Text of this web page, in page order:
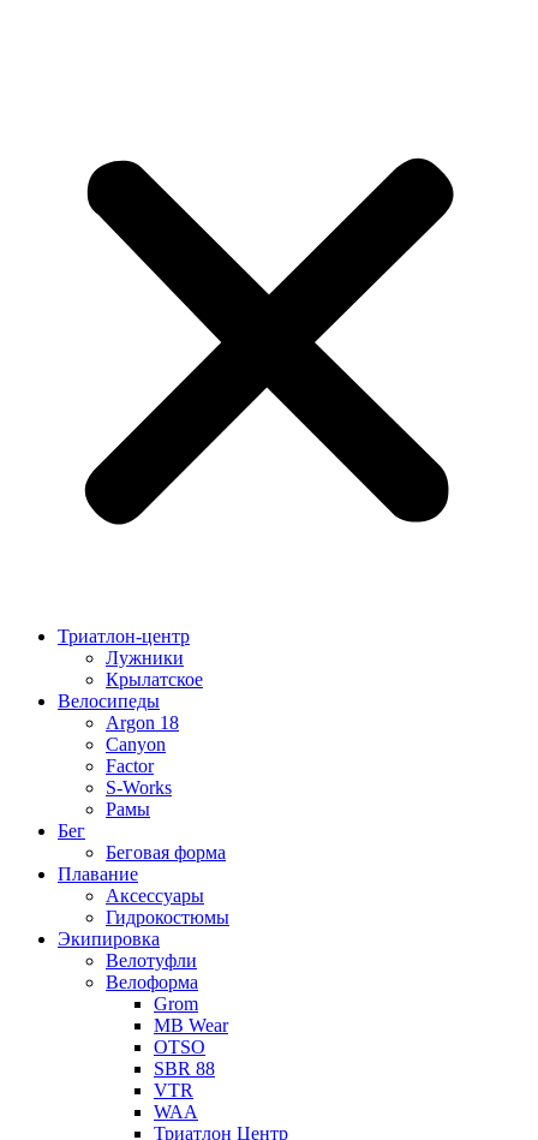
Триатлон-центр
Лужники
Крылатское
Велосипеды
Argon 18
Canyon
Factor
S-Works
Рамы
Бег
Беговая форма
Плавание
Аксессуары
Гидрокостюмы
Экипировка
Велотуфли
Велоформа
Grom
MB Wear
OTSO
SBR 88
VTR
WAA
Триатлон Центр